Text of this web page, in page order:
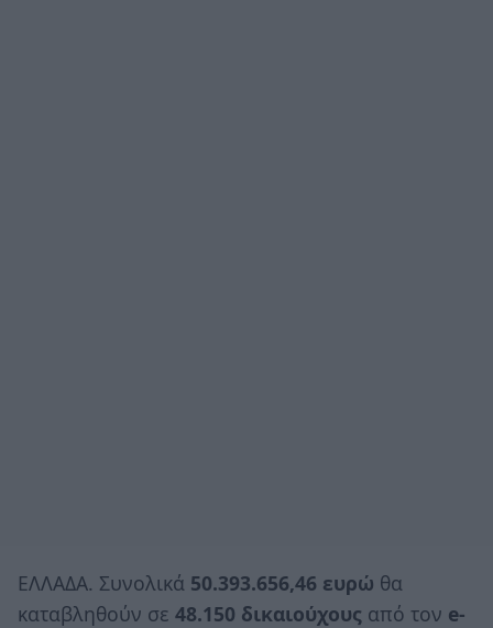
ΕΛΛΑΔΑ. Συνολικά 50.393.656,46 ευρώ θα
καταβληθούν σε 48.150 δικαιούχους από τον e-